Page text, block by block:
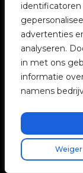
identificatoren
advertenties
analyseren.
in met ons
informatie
namens
Weiger
V2C Cloud
V2C
Blog